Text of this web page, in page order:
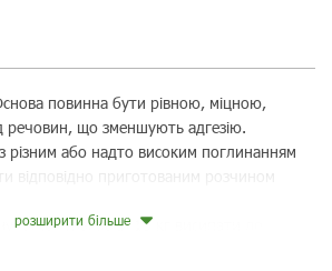
повинна бути рівною, міцною,
що зменшують адгезію.
різним або надто високим поглинанням
вміст упаковки 15 кг висипати до
розширити більше